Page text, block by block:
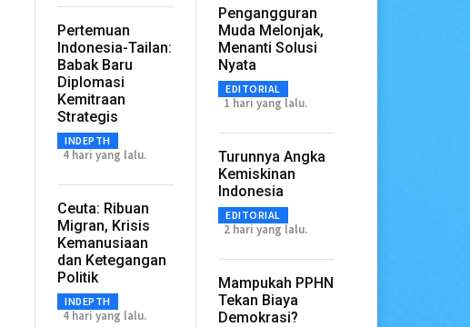
Pertemuan
Indonesia-Tailan:
Babak Baru
Diplomasi
Kemitraan
Strategis
INDEPTH
4 hari yang lalu.
Ceuta: Ribuan
Migran, Krisis
Kemanusiaan
dan Ketegangan
Politik
INDEPTH
4 hari yang lalu.
Pengangguran
Muda Melonjak,
Menanti Solusi
Nyata
EDITORIAL
1 hari yang lalu.
Turunnya Angka
Kemiskinan
Indonesia
EDITORIAL
2 hari yang lalu.
Mampukah PPHN
Tekan Biaya
Demokrasi?